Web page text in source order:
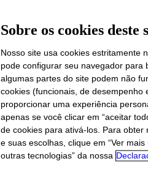
Sobre os cookies deste
Nosso site usa cookies estritamente
pode configurar seu navegador para
algumas partes do site podem não
cookies (funcionais, de
proporcionar uma experiência
apenas se você clicar em “aceitar
de cookies para ativá-los. Para
e suas escolhas, clique em “Ver
outras tecnologias” da nossa